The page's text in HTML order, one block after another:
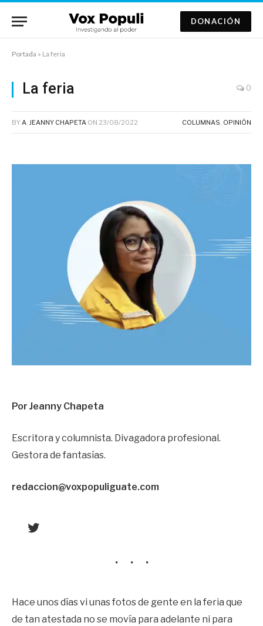
DONACIÓN
Portada » La feria
La feria 0
BYA, JEANNY CHAPETA ON 23/08/2022 COLUMNAS, OPINIÓN
Por Jeanny Chapeta
Escritora y columnista. Divagadora profesional.
Gestora de fantasías.
redaccion@voxpopuliguate.com
Twitter
Hace unos días vi unas fotos de gente en la feria que
de tan atestada no se movía para adelante ni para